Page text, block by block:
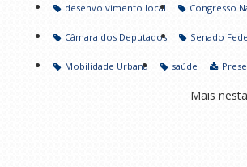
desenvolvimento local Congresso
Câmara dos Deputados Senado
Mobilidade Urbana saúde
Mais